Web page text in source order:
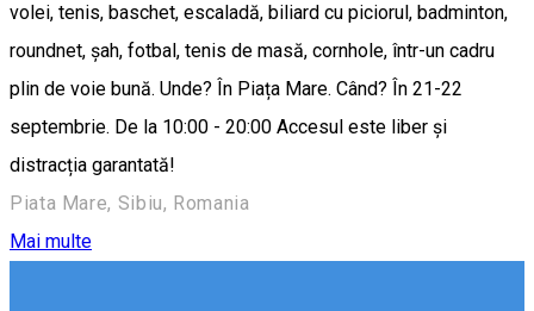
volei, tenis, baschet, escaladă, biliard cu piciorul, badminton,
roundnet, șah, fotbal, tenis de masă, cornhole, într-un cadru
plin de voie bună. Unde? În Piața Mare. Când? În 21-22
septembrie. De la 10:00 - 20:00 Accesul este liber și
distracția garantată!
Piata Mare, Sibiu, Romania
Mai multe